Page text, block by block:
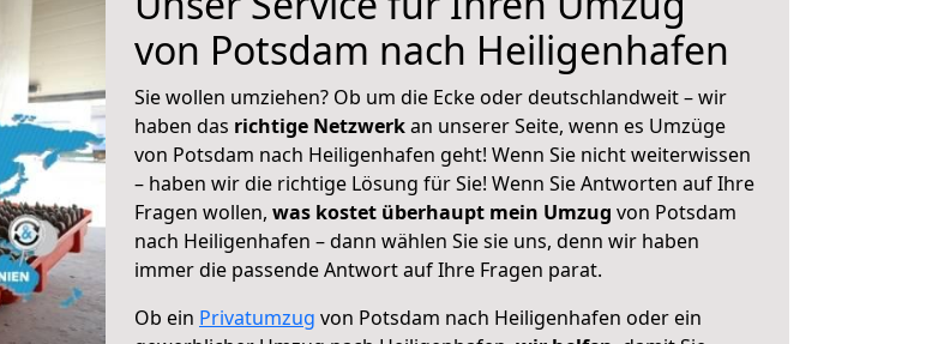
von Potsdam nach Heiligenhafen
Sie wollen umziehen? Ob um die Ecke oder deutschlandweit – wir
haben das richtige Netzwerkan unserer Seite, wenn es Umzüge
von Potsdam nach Heiligenhafen geht! Wenn Sie nicht weiterwissen
– haben wir die richtige Lösung für Sie! Wenn Sie Antworten auf Ihre
Fragen wollen, was kostet überhaupt mein Umzug von Potsdam
nach Heiligenhafen – dann wählen Sie sie uns, denn wir haben
immer die passende Antwort auf Ihre Fragen parat.
Ob ein Privatumzug von Potsdam nach Heiligenhafen oder ein